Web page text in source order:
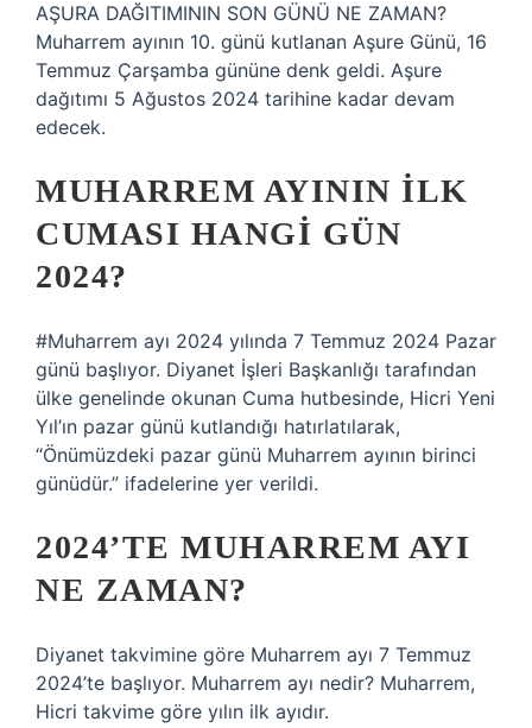
AŞURA DAĞITIMININ SON GÜNÜ NE ZAMAN?
Muharrem ayının 10. günü kutlanan Aşure Günü, 16
Temmuz Çarşamba gününe denk geldi. Aşure
dağıtımı 5 Ağustos 2024 tarihine kadar devam
edecek.
MUHARREM AYININ ILK
CUMASI HANGI GÜN
2024?
#Muharrem ayı 2024 yılında 7 Temmuz 2024 Pazar
günü başlıyor. Diyanet İşleri Başkanlığı tarafından
ülke genelinde okunan Cuma hutbesinde, Hicri Yeni
Yıl’ın pazar günü kutlandığı hatırlatılarak,
“Önümüzdeki pazar günü Muharrem ayının birinci
günüdür.” ifadelerine yer verildi.
2024’TE MUHARREM AYI
NE ZAMAN?
Diyanet takvimine göre Muharrem ayı 7 Temmuz
2024’te başlıyor. Muharrem ayı nedir? Muharrem,
Hicri takvime göre yılın ilk ayıdır.